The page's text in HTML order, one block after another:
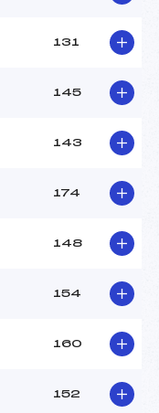
131
145
143
174
148
154
160
152